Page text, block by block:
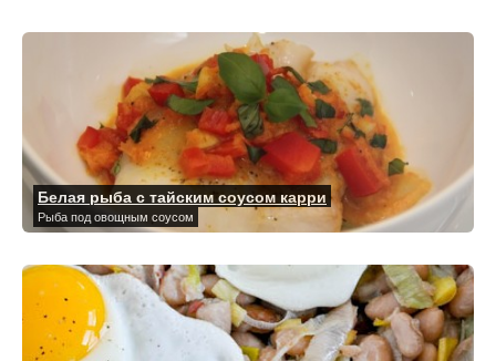
Белая рыба с тайским соусом карри
Рыба под овощным соусом